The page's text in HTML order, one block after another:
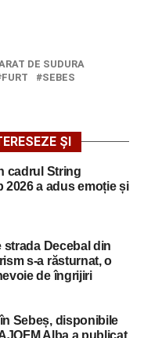
DE SUDURA
FURT SEBES
ȘI
cadrul String
a adus emoție și
Decebal din
s-a răsturnat, o
de îngrijiri
Sebeș, disponibile
Alba a publicat